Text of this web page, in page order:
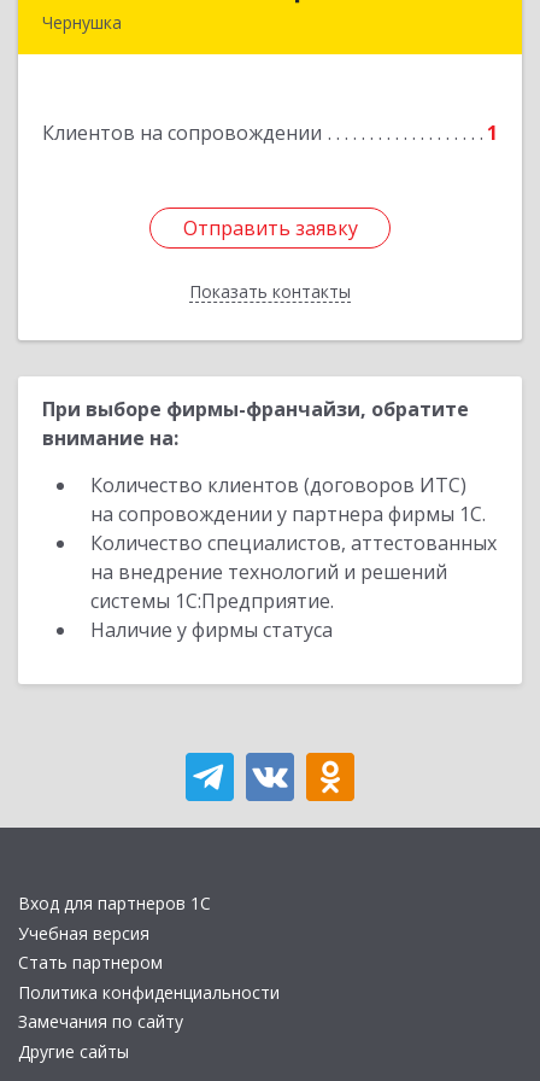
Чернушка
Клиентов на сопровождении 1
Отправить заявку
Показать контакты
Подробнее
Отправить заявку
Назад
При выборе фирмы-франчайзи, обратите
внимание на:
Количество клиентов (договоров ИТС)
на сопровождении у партнера фирмы 1С.
Количество специалистов, аттестованных
на внедрение технологий и решений
системы 1С:Предприятие.
Наличие у фирмы статуса
Вход для партнеров 1С
Учебная версия
Стать партнером
Политика конфиденциальности
Замечания по сайту
Другие сайты